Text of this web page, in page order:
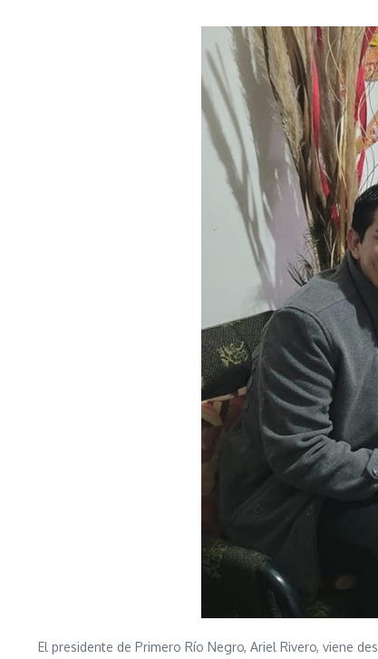
El presidente de Primero Río Negro, Ariel Rivero, viene